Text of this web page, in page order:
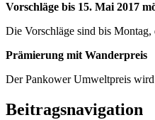
Vorschläge bis 15. Mai 2017
Die Vorschläge sind bis
Prämierung mit Wanderpreis
Der Pankower Umweltpreis
Beitragsnavigation